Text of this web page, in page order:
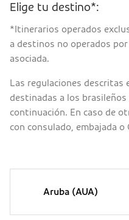
Elige tu destino*:
*Itinerarios operados
a destinos no operados
asociada.
Las regulaciones descritas
destinadas a los brasileños
continuación. En caso de
con consulado, embajada o
Aruba (AUA)